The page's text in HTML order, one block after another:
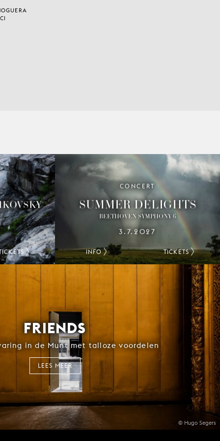
CONCERT
SUMMER DELIGHTS
BEETHOVEN SYMPHONY 6
3.7.2027
INFO TICKETS
© Hugo Segers
FRIENDS
in de Munt met talloze voordelen
LEES MEER